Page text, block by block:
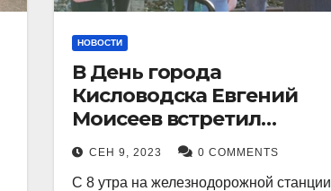
НОВОСТИ
В День города
Кисловодска Евгений
Моисеев встретил
прибывший поезд с
туристами.
СЕН 9, 2023 0 COMMENTS
С 8 утра на железнодорожной станции